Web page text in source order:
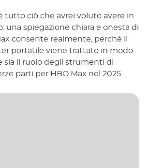
tutto ciò che avrei voluto avere in
una spiegazione chiara e onesta di
consente realmente, perché il
portatile viene trattato in modo
sia il ruolo degli strumenti di
parti per HBO Max nel 2025.